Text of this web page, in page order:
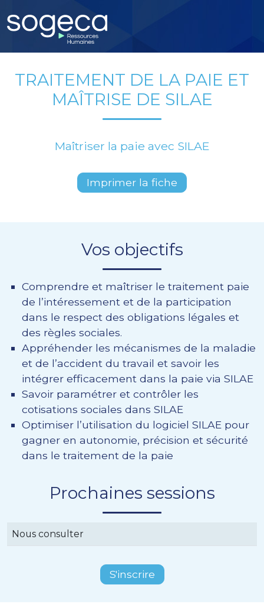
TRAITEMENT DE LA PAIE ET
MAÎTRISE DE SILAE
Maîtriser la paie avec SILAE
Imprimer la fiche
Vos objectifs
Comprendre et maîtriser le traitement paie
de l’intéressement et de la participation
dans le respect des obligations légales et
des règles sociales.
Appréhender les mécanismes de la maladie
et de l’accident du travail et savoir les
intégrer efficacement dans la paie via SILAE
Savoir paramétrer et contrôler les
cotisations sociales dans SILAE
Optimiser l’utilisation du logiciel SILAE pour
gagner en autonomie, précision et sécurité
dans le traitement de la paie
Prochaines sessions
Nous consulter
S'inscrire